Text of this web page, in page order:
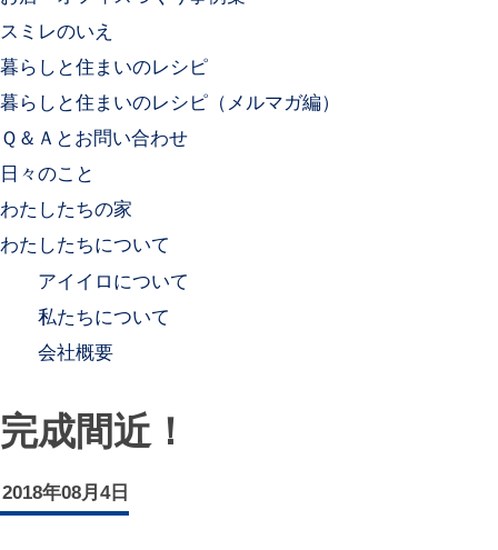
スミレのいえ
暮らしと住まいのレシピ
暮らしと住まいのレシピ（メルマガ編）
Ｑ＆Ａとお問い合わせ
日々のこと
わたしたちの家
わたしたちについて
アイイロについて
私たちについて
会社概要
完成間近！
2018年08月4日